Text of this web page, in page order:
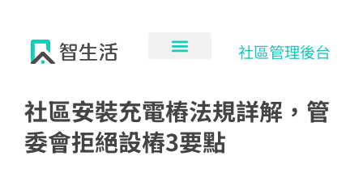
容
社區管理後台
社區安裝充電樁法規詳解，管
委會拒絕設樁3要點